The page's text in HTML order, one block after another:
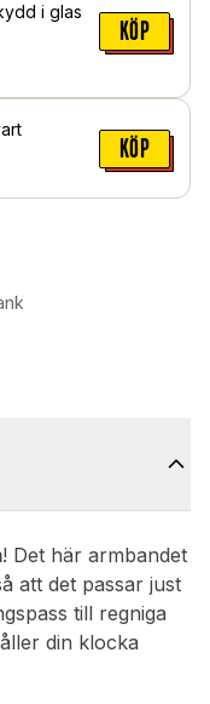
i glas
KÖP
KÖP
! Det här armbandet
att det passar just
till regniga
din klocka